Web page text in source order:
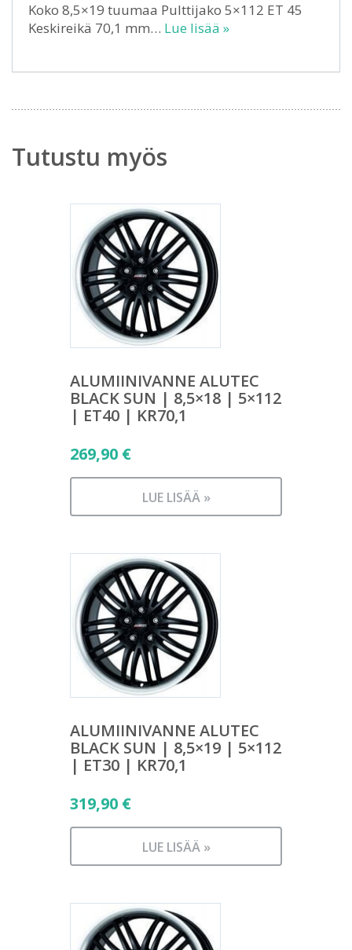
Koko 8,5×19 tuumaa Pulttijako 5×112 ET 45
Keskireikä 70,1 mm… Lue lisää »
Tutustu myös
ALUMIINIVANNE ALUTEC
BLACK SUN | 8,5×18 | 5×112
| ET40 | KR70,1
269,90 €
LUE LISÄÄ »
ALUMIINIVANNE ALUTEC
BLACK SUN | 8,5×19 | 5×112
| ET30 | KR70,1
319,90 €
LUE LISÄÄ »